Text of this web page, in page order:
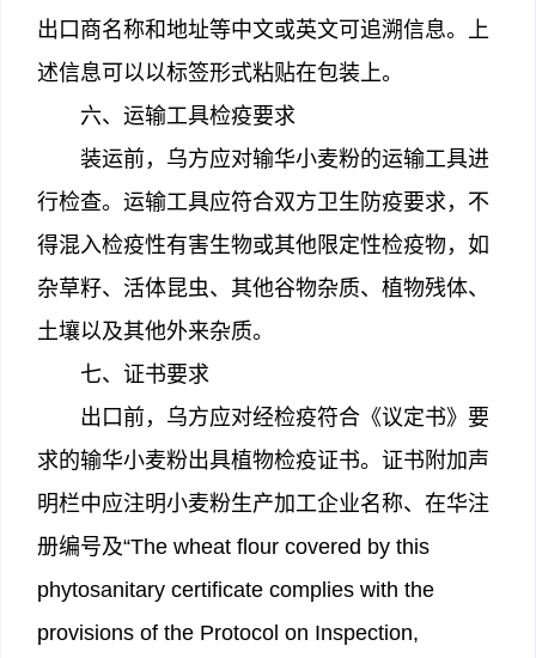
出口商名称和地址等中文或英文可追溯信息。上
述信息可以以标签形式粘贴在包装上。
六、运输工具检疫要求
装运前，乌方应对输华小麦粉的运输工具进
行检查。运输工具应符合双方卫生防疫要求，不
得混入检疫性有害生物或其他限定性检疫物，如
杂草籽、活体昆虫、其他谷物杂质、植物残体、
土壤以及其他外来杂质。
七、证书要求
出口前，乌方应对经检疫符合《议定书》要
求的输华小麦粉出具植物检疫证书。证书附加声
明栏中应注明小麦粉生产加工企业名称、在华注
册编号及“The wheat flour covered by this
phytosanitary certificate complies with the
provisions of the Protocol on Inspection,